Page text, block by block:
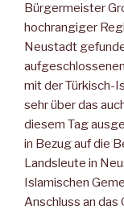
Bürgermeister
hochrangiger
Neustadt
mit der Türkisch-
sehr über das
diesem Tag
in Bezug auf die
Landsleute in
Islamischen
Anschluss an das